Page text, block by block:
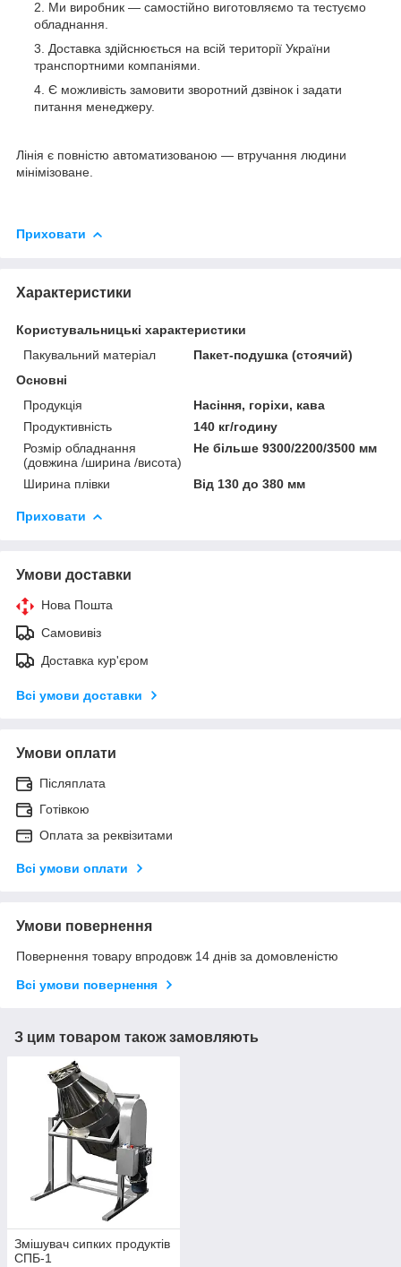
Ми виробник — самостійно виготовляємо та тестуємо
обладнання.
Доставка здійснюється на всій території України
транспортними компаніями.
Є можливість замовити зворотний дзвінок і задати
питання менеджеру.
Лінія є повністю автоматизованою — втручання людини
мінімізоване.
Приховати
Характеристики
Користувальницькі характеристики
Пакувальний матеріал
Пакет-подушка (стоячий)
Основні
Продукція
Насіння, горіхи, кава
Продуктивність
140 кг/годину
Розмір обладнання
(довжина /ширина /висота)
Не більше 9300/2200/3500 мм
Ширина плівки Від 130 до 380 мм
Приховати
Умови доставки
Нова Пошта
Самовивіз
Доставка кур'єром
Всі умови доставки
Умови оплати
Післяплата
Готівкою
Оплата за реквізитами
Всі умови оплати
Умови повернення
Повернення товару впродовж 14 днів за домовленістю
Всі умови повернення
З цим товаром також замовляють
Змішувач сипких продуктів
СПБ-1